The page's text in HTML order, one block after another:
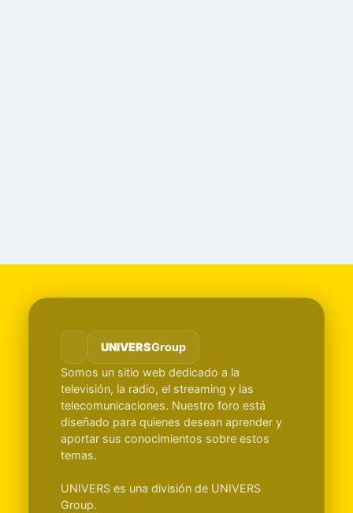
UNIVERSGroup
Somos un sitio web dedicado a la
televisión, la radio, el streaming y las
telecomunicaciones. Nuestro foro está
diseñado para quienes desean aprender y
aportar sus conocimientos sobre estos
temas.
UNIVERS es una división de UNIVERS
Group.